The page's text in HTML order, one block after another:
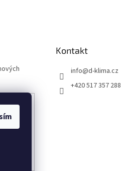
Kontakt
info@d-klima.cz
+420 517 357 288